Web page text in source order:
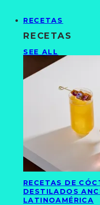
RECETAS
RECETAS
SEE ALL
RECETAS DE
DESTILADOS
LATINOAMÉRICA